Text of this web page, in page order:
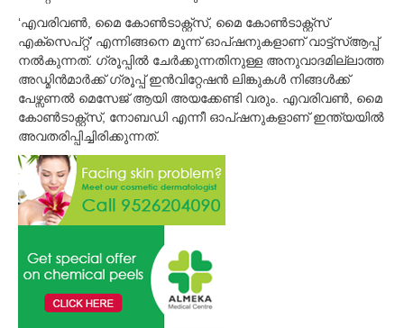
‘എവരിവണ്‍, മൈ കോണ്‍ടാക്റ്റ്സ്, മൈ കോണ്‍ടാക്റ്റ്സ്
എക്സെപ്റ്റ്’ എന്നിങ്ങനെ മൂന്ന് ഓപ്ഷനുകളാണ് വാട്ട്സ്‌ആപ്പ്
നല്‍കുന്നത്. ഗ്രൂപ്പില്‍ ചേര്‍ക്കുന്നതിനുള്ള അനുവാദമില്ലാത്ത
അഡ്മിന്‍മാര്‍ക്ക് ഗ്രൂപ്പ് ഇന്‍വിറ്റേഷന്‍ ലിങ്കുകള്‍ നിങ്ങള്‍ക്ക്
പേഴ്സണല്‍ മെസേജ് ആയി അയക്കേണ്ടി വരും. എവരിവണ്‍, മൈ
കോണ്‍ടാക്റ്റ്സ്, നോബഡി എന്നീ ഓപ്ഷനുകളാണ് ഇന്ത്യയില്‍
അവതരിപ്പിച്ചിരിക്കുന്നത്.